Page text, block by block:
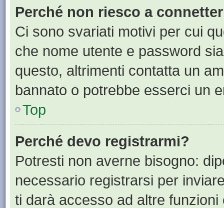
Perché non riesco a
Ci sono svariati motivi per cui
che nome utente e password
questo, altrimenti contatta un
bannato o potrebbe esserci un
Top
Perché devo registrarmi?
Potresti non averne bisogno:
necessario registrarsi per
ti darà accesso ad altre